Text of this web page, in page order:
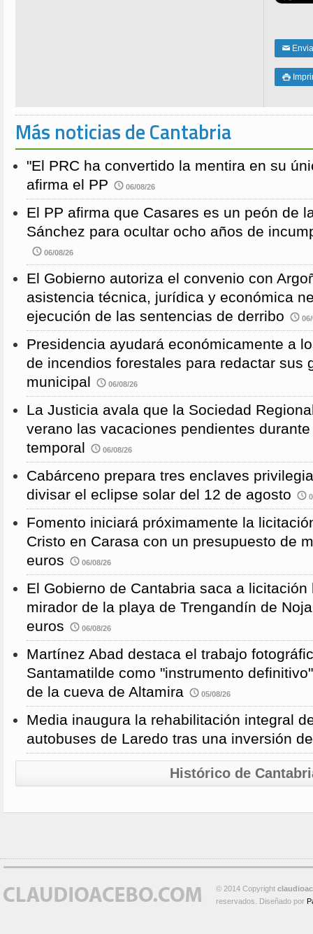
✉

Más noticias de Cantabria
"El PRC ha convertido la mentira en su
afirma el PP
06/08/26
El PP afirma que Casares es un peón de
Sánchez para ocultar ocho años de
06/08/26
El Gobierno autoriza el convenio con
asistencia técnica, jurídica y económica
ejecución de las sentencias de derribo
Presidencia ayudará económicamente a
de incendios forestales para redactar sus
municipal
06/08/26
La Justicia avala que la Sociedad
verano las vacaciones pendientes
temporal
06/08/26
Cabárceno prepara tres enclaves
divisar el eclipse solar del 12 de agosto
Fomento iniciará próximamente la
Cristo en Carasa con un presupuesto de
euros
06/08/26
El Gobierno de Cantabria saca a
mirador de la playa de Trengandín de
euros
06/08/26
Martínez Abad destaca el trabajo
Santamatilde como "instrumento
de la cueva de Altamira
05/08/26
Media inaugura la rehabilitación integral
autobuses de Laredo tras una inversión
Histórico de
© 2014 Copyright
reservados. Diseñado por